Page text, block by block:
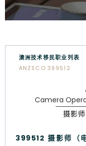
澳洲技术移民职业列表
ANZSCO 399512
Camera
摄影
399512 摄影师（